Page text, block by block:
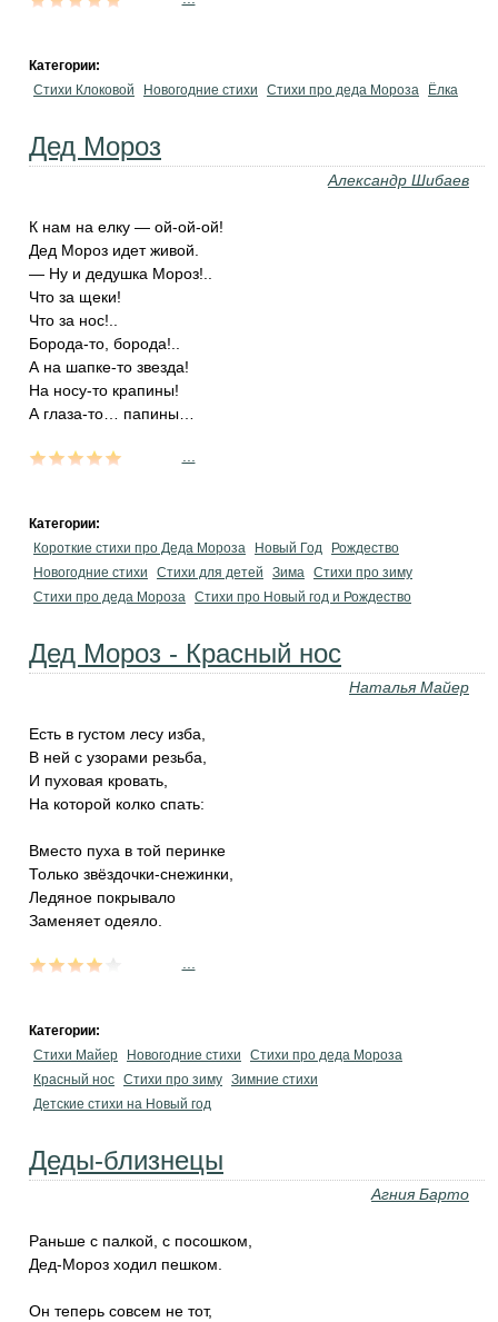
Категории:
Стихи Клоковой
Новогодние стихи Стихи про деда Мороза Ёлка
Дед Мороз
Александр Шибаев
К нам на елку — ой-ой-ой!
Дед Мороз идет живой.
— Ну и дедушка Мороз!..
Что за щеки!
Что за нос!..
Борода-то, борода!..
А на шапке-то звезда!
На носу-то крапины!
А глаза-то… папины…
Категории:
Короткие стихи про Деда Мороза
Новый Год
Рождество
Новогодние стихи
Стихи для детей Зима Стихи про зиму
Стихи про деда Мороза Стихи про Новый год и Рождество
Дед Мороз - Красный нос
Наталья Майер
Есть в густом лесу изба,
В ней с узорами резьба,
И пуховая кровать,
На которой колко спать:
Вместо пуха в той перинке
Только звёздочки-снежинки,
Ледяное покрывало
Заменяет одеяло.
Категории:
Стихи Майер
Новогодние стихи
Стихи про деда Мороза
Красный нос Стихи про зиму Зимние стихи
Детские стихи на Новый год
Деды-близнецы
Агния Барто
Раньше с палкой, с посошком,
Дед-Мороз ходил пешком.
Он теперь совсем не тот,